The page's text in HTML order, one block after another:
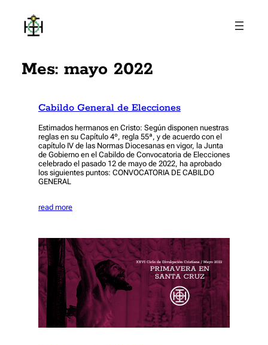
contenido
Mes: mayo 2022
Cabildo General de Elecciones
Estimados hermanos en Cristo: Según disponen nuestras
reglas en su Capítulo 4º, regla 55ª, y de acuerdo con el
capítulo IV de las Normas Diocesanas en vigor, la Junta
de Gobierno en el Cabildo de Convocatoria de Elecciones
celebrado el pasado 12 de mayo de 2022, ha aprobado
los siguientes puntos: CONVOCATORIA DE CABILDO
GENERAL
read more